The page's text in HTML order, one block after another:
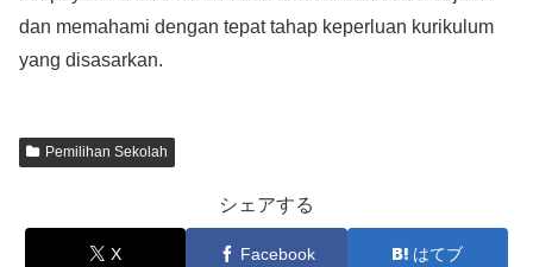
dan memahami dengan tepat tahap keperluan kurikulum
yang disasarkan.
Pemilihan Sekolah
シェアする
X Facebook はてブ